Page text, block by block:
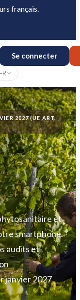
français.
Se connecter
2027 (UE ART.
et
smartphone.
audits et
janvier 2027